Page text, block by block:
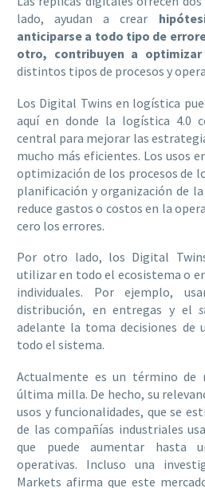
lado, ayudan a crear
anticiparse a todo tipo de
otro, contribuyen a
distintos tipos de procesos y
Los Digital Twins en logística
aquí en donde la logística 4.0
central para mejorar las
mucho más eficientes. Los usos
optimización de los procesos de
planificación y organización de
reduce gastos o costos en la
cero los errores.
Por otro lado, los Digital
utilizar en todo el ecosistema o
individuales. Por ejemplo,
distribución, en entregas y el
adelante la toma decisiones de
todo el sistema.
Actualmente es un término de
última milla. De hecho, su
usos y funcionalidades, que se
de las compañías industriales
que puede aumentar hasta
operativas. Incluso una
Markets afirma que este